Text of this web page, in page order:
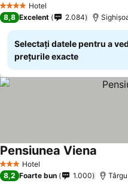
4 Stele Hotel
8,8 Excelent 2.084
Selectați datele pentru a
prețurile exacte
3 SteleHotel
Pensiunea Viena
8,2 Foarte bun 1.000